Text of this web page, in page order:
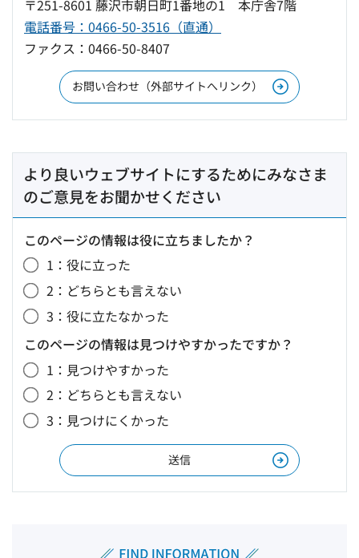
〒251-8601 藤沢市朝日町1番地の1 本庁舎7階
電話番号：0466-50-3516（直通）
ファクス：0466-50-8407
お問い合わせ（外部サイトへリンク）
より良いウェブサイトにするためにみなさま
のご意見をお聞かせください
このページの情報は役に立ちましたか？
1：役に立った
2：どちらとも言えない
3：役に立たなかった
このページの情報は見つけやすかったですか？
1：見つけやすかった
2：どちらとも言えない
3：見つけにくかった